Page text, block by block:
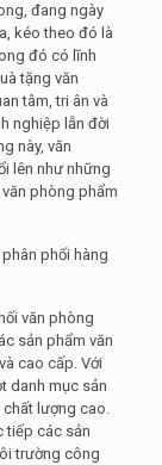
đang ngày
kéo theo đó là
đó có lĩnh
tặng văn
tâm, tri ân và
nghiệp lẫn đời
này, văn
lên như những
phòng phẩm
phối hàng
văn phòng
sản phẩm văn
cao cấp. Với
danh mục sản
lượng cao.
tiếp các sản
trường công